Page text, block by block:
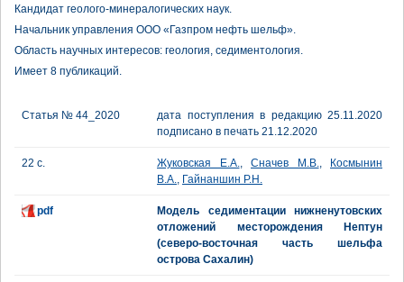
Кандидат геолого-минералогических наук.
Начальник управления ООО «Газпром нефть шельф».
Область научных интересов: геология, седиментология.
Имеет 8 публикаций.
Статья № 44_2020
дата поступления в редакцию 25.11.2020
подписано в печать 21.12.2020
22 с. Жуковская Е.А., Сначев М.В.,
Космынин
В.А., Гайнаншин Р.Н.
pdf
Модель седиментации нижненутовских
отложений месторождения Нептун
(северо-восточная часть шельфа
острова Сахалин)